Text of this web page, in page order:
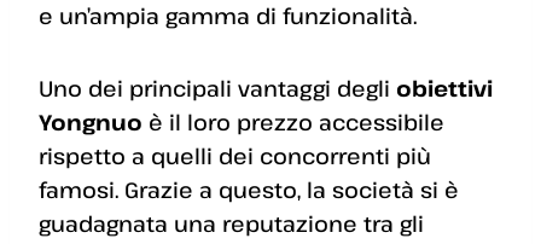
e un’ampia gamma di funzionalità.
Uno dei principali vantaggi degli obiettivi
Yongnuo è il loro prezzo accessibile
rispetto a quelli dei concorrenti più
famosi. Grazie a questo, la società si è
guadagnata una reputazione tra gli